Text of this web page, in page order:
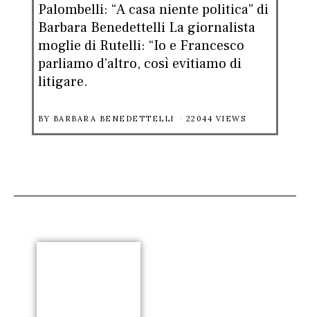
Palombelli: “A casa niente politica” di
Barbara Benedettelli La giornalista
moglie di Rutelli: “Io e Francesco
parliamo d’altro, così evitiamo di
litigare.
BY BARBARA BENEDETTELLI 22044 VIEWS